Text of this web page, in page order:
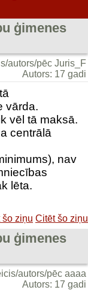
ģimenes
autors/pēc Juris_F
Autors: 17 gadi
vārda.
vēl tā maksā.
centrālā
nav
lēta.
šo ziņu Citēt šo ziņu
ģimenes
autors/pēc aaaa
Autors: 17 gadi